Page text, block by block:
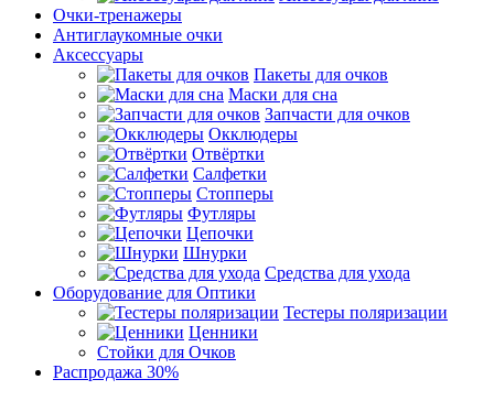
Очки-тренажеры
Антиглаукомные очки
Аксессуары
Пакеты для очков
Маски для сна
Запчасти для очков
Окклюдеры
Отвёртки
Салфетки
Стопперы
Футляры
Цепочки
Шнурки
Средства для ухода
Оборудование для Оптики
Тестеры поляризации
Ценники
Стойки для Очков
Распродажа 30%